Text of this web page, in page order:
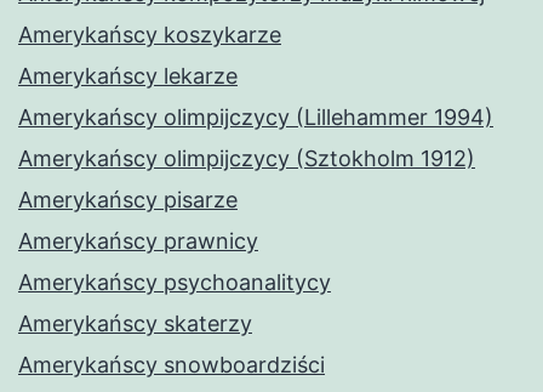
Amerykańscy koszykarze
Amerykańscy lekarze
Amerykańscy olimpijczycy (Lillehammer 1994)
Amerykańscy olimpijczycy (Sztokholm 1912)
Amerykańscy pisarze
Amerykańscy prawnicy
Amerykańscy psychoanalitycy
Amerykańscy skaterzy
Amerykańscy snowboardziści